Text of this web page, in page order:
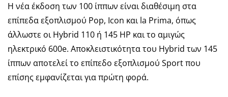
Η νέα έκδοση των 100 ίππων είναι διαθέσιμη στα
επίπεδα εξοπλισμού Pop, Icon και la Prima, όπως
άλλωστε οι Hybrid 110 ή 145 HP και το αμιγώς
ηλεκτρικό 600e. Αποκλειστικότητα του Hybrid των 145
ίππων αποτελεί το επίπεδο εξοπλισμού Sport που
επίσης εμφανίζεται για πρώτη φορά.